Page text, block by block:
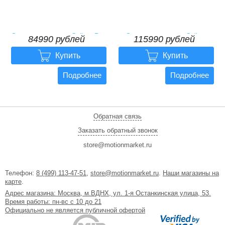
Электровелосипед Gelbert Ran
4 PRO
84990 рублей
84990 рублей
 Купить
Подробнее
Электровелосипед Gelbert
Saturn 5 ULTRA
115990 рублей
115990 рублей
 Купить
Подробнее
Обратная связь
Заказать обратный звонок
store@motionmarket.ru
Телефон: 8 (499) 113-47-51, store@motionmarket.ru. Наши магазины на
карте.
Адрес магазина: Москва, м.ВДНХ, ул. 1-я Останкинская улица, 53.
Время работы: пн-вс с 10 до 21
Официально не является публичной офертой